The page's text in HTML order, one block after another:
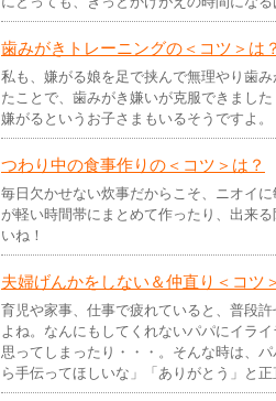
歯みがきトレーニングの＜コツ＞は？
私も、嫌がる娘を足で挟んで無理やり歯
たことで、歯みがき嫌いが克服できまし
嫌がるというお子さまもいるそうですよ。
つわり中の食事作りの＜コツ＞は？
毎日欠かせない炊事だからこそ、ニオイ
が軽い時間帯にまとめて作ったり、出来
いね！
夫婦げんかをしない＆仲直り＜コツ
育児や家事、仕事で疲れていると、普段
よね。なんにもしてくれないパパにイラ
思ってしまったり・・・。そんな時は、
ら手伝ってほしいな」「ありがとう」と